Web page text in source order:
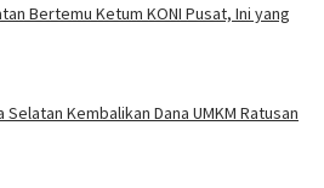
Bertemu Ketum KONI Pusat, Ini yang
Kembalikan Dana UMKM Ratusan